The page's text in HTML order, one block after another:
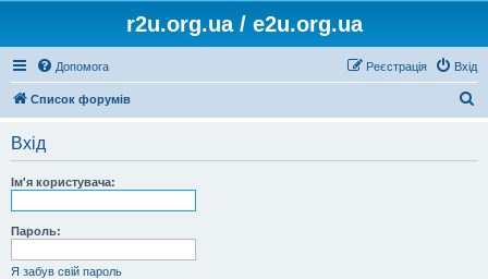
r2u.org.ua / e2u.org.ua
Допомога Вхід
Реєстрація
Список форумів
Вхід
Ім'я користувача:
Пароль:
Я забув свій пароль